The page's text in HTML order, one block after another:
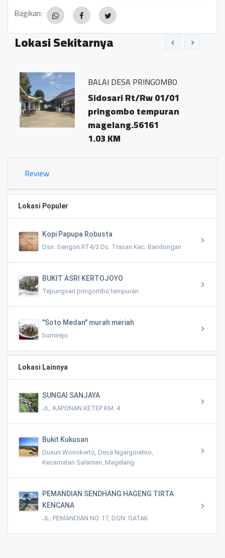
Bagikan:
Lokasi Sekitarnya
BALAI DESA PRINGOMBO
Sidosari Rt/Rw 01/01
pringombo tempuran
magelang.56161
1.03 KM
Review
Lokasi Populer
Kopi Papupa Robusta
Dsn. Sengon RT4/3 Ds. Trasan Kec. Bandongan
BUKIT ASRI KERTOJOYO
Tepungsari pringombo tempuran
"Soto Medan" murah meriah
bumirejo
Lokasi Lainnya
SUNGAI SANJAYA
JL. KAPONAN KETEP KM. 4
Bukit Kukusan
Dusun Wonokerto, Desa Ngargoretno,
Kecamatan Salaman, Magelang
PEMANDIAN SENDHANG HAGENG TIRTA
KENCANA
JL. PEMANDIAN NO. 17, DSN. GATAK